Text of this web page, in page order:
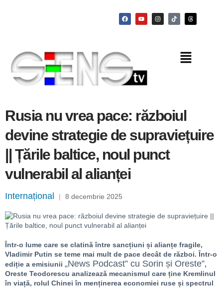
Rusia nu vrea pace: războiul
devine strategie de supraviețuire
|| Țările baltice, noul punct
vulnerabil al alianței
Internațional | 8 decembrie 2025
Într-o lume care se clatină între sancțiuni și alianțe fragile,
Vladimir Putin se teme mai mult de pace decât de război. Într-o
ediție a emisiunii „News Podcast” cu Sorin și Oreste”,
Oreste Teodorescu analizează mecanismul care ține Kremlinul
în viață, rolul Chinei în menținerea economiei ruse și spectrul